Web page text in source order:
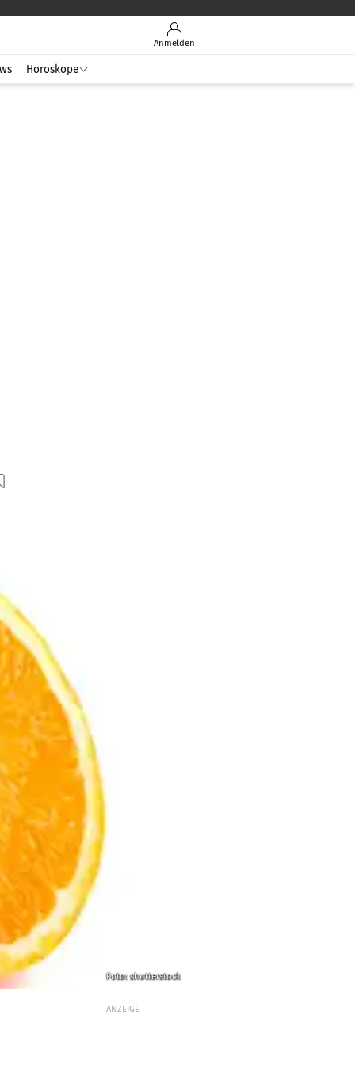
Anmelden
Horoskope
Foto: shutterstock
ANZEIGE